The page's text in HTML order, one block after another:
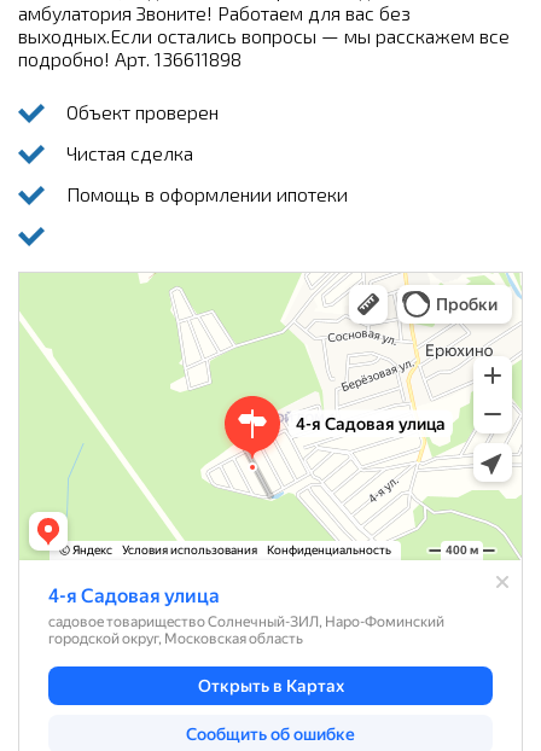
амбулатория Звоните! Работаем для вас без
выходных.Если остались вопросы — мы расскажем все
подробно! Арт. 136611898
Объект проверен
Чистая сделка
Помощь в оформлении ипотеки